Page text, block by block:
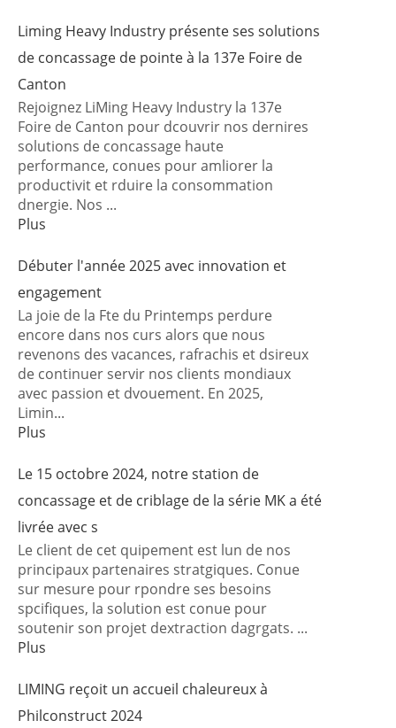
Liming Heavy Industry présente ses solutions
de concassage de pointe à la 137e Foire de
Canton
Rejoignez LiMing Heavy Industry la 137e
Foire de Canton pour dcouvrir nos dernires
solutions de concassage haute
performance, conues pour amliorer la
productivit et rduire la consommation
dnergie. Nos ...
Plus
Débuter l'année 2025 avec innovation et
engagement
La joie de la Fte du Printemps perdure
encore dans nos curs alors que nous
revenons des vacances, rafrachis et dsireux
de continuer servir nos clients mondiaux
avec passion et dvouement. En 2025,
Limin...
Plus
Le 15 octobre 2024, notre station de
concassage et de criblage de la série MK a été
livrée avec s
Le client de cet quipement est lun de nos
principaux partenaires stratgiques. Conue
sur mesure pour rpondre ses besoins
spcifiques, la solution est conue pour
soutenir son projet dextraction dagrgats. ...
Plus
LIMING reçoit un accueil chaleureux à
Philconstruct 2024